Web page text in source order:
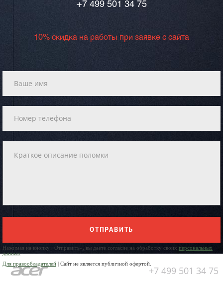
+7 499 501 34 75
10% скидка на работы при заявке с сайта
ОТПРАВИТЬ
Нажимая на кнопку «Отправить», вы даете согласие на обработку своих персональных
данных
Для правообладателей | Сайт не является публичной офертой.
+7 499 501 34 75